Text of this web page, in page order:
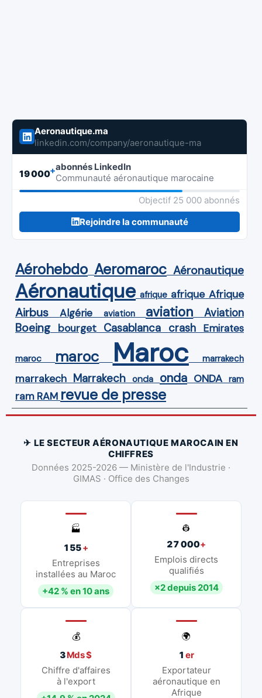
Aeronautique.ma
linkedin.com/company/aeronautique-ma
19 000+abonnés LinkedIn
Communauté aéronautique marocaine
Objectif 25 000 abonnés
Rejoindre la communauté
Aérohebdo Aeromaroc Aéronautique
Aéronautique afrique afrique Afrique
Airbus Algérie aviation aviation Aviation
Boeing bourget Casablanca crash Emirates
maroc maroc Maroc marrakech
marrakech Marrakech onda onda ONDA ram
ram RAM revue de presse
✈ LE SECTEUR AÉRONAUTIQUE MAROCAIN EN
CHIFFRES
Données 2025-2026 — Ministère de l'Industrie ·
GIMAS · Office des Changes
🏭
155+
Entreprises
installées au Maroc
+42 % en 10 ans
👷
27 000+
Emplois directs
qualifiés
×2 depuis 2014
💰
3Mds $
Chiffre d'affaires
à l'export
🌍
1 er
Exportateur
aéronautique en
Afrique